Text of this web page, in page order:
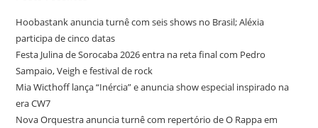
Hoobastank anuncia turnê com seis shows no Brasil; Aléxia
participa de cinco datas
Festa Julina de Sorocaba 2026 entra na reta final com Pedro
Sampaio, Veigh e festival de rock
Mia Wicthoff lança “Inércia” e anuncia show especial inspirado na
era CW7
Nova Orquestra anuncia turnê com repertório de O Rappa em